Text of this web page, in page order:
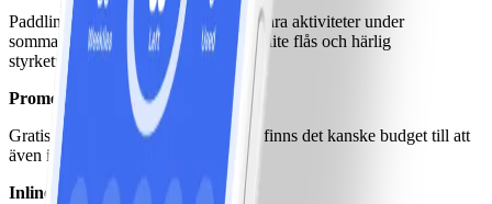
Paddling, rodd och simning är självklara aktiviteter under
sommaren. Vilken tur att de även ger lite flås och härlig
styrketräning.
Promenad och powerwalk
Gratis om du gör det i egen regi! Då finns det kanske budget till att
även investera i gångstavar.
Inlines